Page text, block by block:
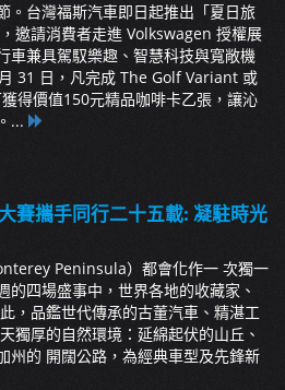
。台灣福斯汽車即日起推出「夏日旅
邀請消費者走進 Volkswagen 授權展
車兼具駕馭樂趣、智慧科技與寬敞機
31 日，凡完成 The Golf Variant 或
得價值150元精品咖啡卡乙張，讓沁
...
賽攜手同行二十五載: 凝駐時光
Peninsula）都會化作一 次獨一
的四場盛事中，世界各地的收藏家、
，品鑑世代傳承的古董汽車、精湛工
獨厚的自然環境：延綿起伏的山丘、
州的 開闊公路，為經典車型及先鋒新